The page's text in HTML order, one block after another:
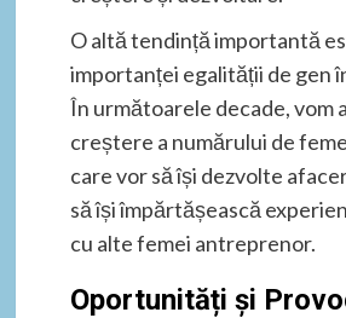
O altă tendință importantă
importanței egalității de gen
În următoarele decade, vom
creștere a numărului de
care vor să își dezvolte
să își împărtășească
cu alte femei antreprenor.
Oportunități și